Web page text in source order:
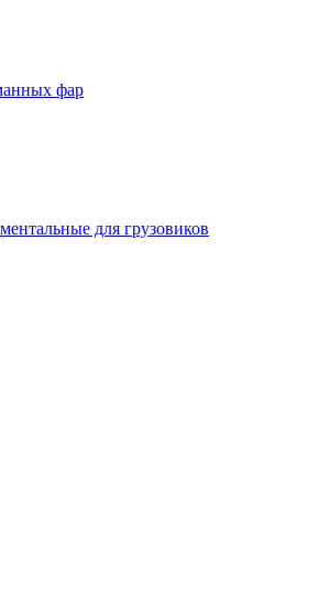
фар
для грузовиков